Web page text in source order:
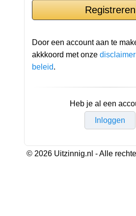
Door een account aan te
akkkoord met onze disclaimer
beleid.
Heb je al een
Inloggen
© 2026 Uitzinnig.nl - Alle